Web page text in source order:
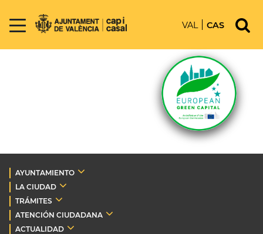
VAL CAS
AYUNTAMIENTO
LA CIUDAD
TRÁMITES
ATENCIÓN CIUDADANA
ACTUALIDAD